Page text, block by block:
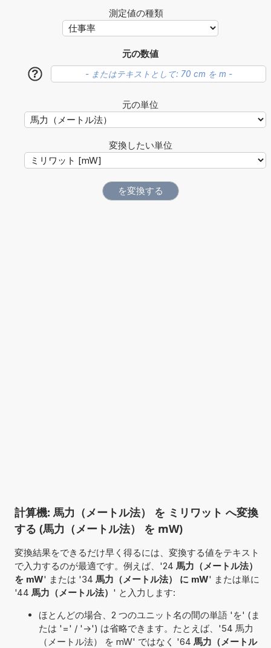
測定値の種類
元の数値
?
元の単位
変換したい単位
計算機: 馬力（メートル法） を ミリワット へ変換
する (馬力（メートル法） を mW)
変換結果をできるだけ早く得るには、変換する値をテキスト
で入力するのが最適です。例えば、'24 馬力（メートル法）
を mW' または '34 馬力（メートル法） に mW' または単に
'44 馬力（メートル法） ' と入力します:
ほとんどの場合、2 つのユニット名の間の単語 'を' (ま
たは '=' / '->') は省略できます。たとえば、'54 馬力
（メートル法） を mW' ではなく '64 馬力（メートル